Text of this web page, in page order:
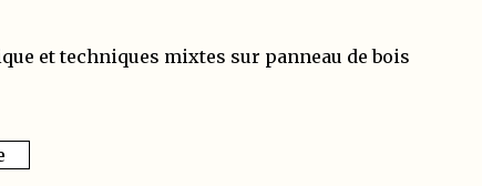
et techniques mixtes sur panneau de bois